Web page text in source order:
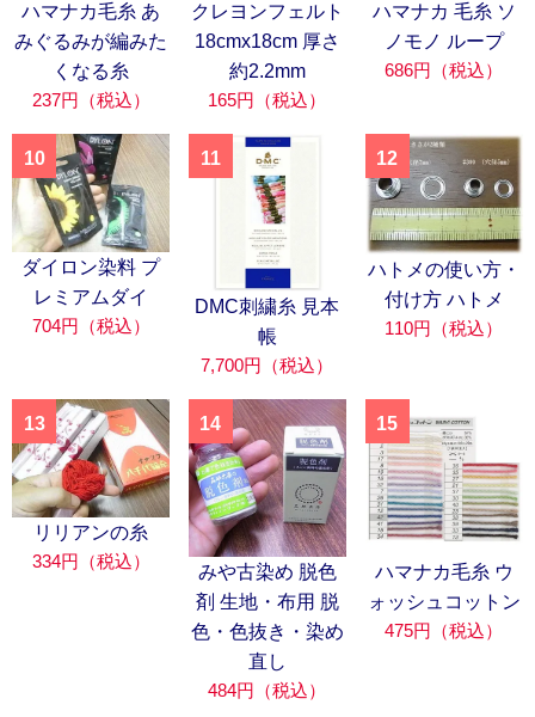
ハマナカ毛糸 あ
みぐるみが編みた
くなる糸
237円（税込）
クレヨンフェルト
18cmx18cm 厚さ
約2.2mm
165円（税込）
ハマナカ 毛糸 ソ
ノモノ ループ
686円（税込）
10
ダイロン染料 プ
レミアムダイ
704円（税込）
11
DMC刺繍糸 見本
帳
7,700円（税込）
12
ハトメの使い方・
付け方 ハトメ
110円（税込）
13
リリアンの糸
334円（税込）
14
みや古染め 脱色
剤 生地・布用 脱
色・色抜き・染め
直し
484円（税込）
15
ハマナカ毛糸 ウ
ォッシュコットン
475円（税込）